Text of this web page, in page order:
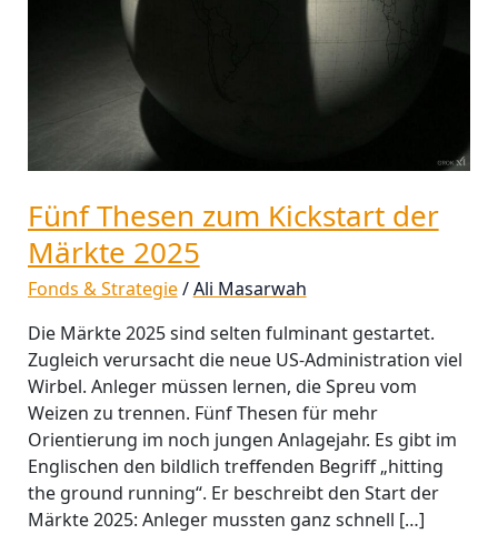
Fünf Thesen zum Kickstart der
Märkte 2025
Fonds & Strategie/Ali Masarwah
Die Märkte 2025 sind selten fulminant gestartet.
Zugleich verursacht die neue US-Administration viel
Wirbel. Anleger müssen lernen, die Spreu vom
Weizen zu trennen. Fünf Thesen für mehr
Orientierung im noch jungen Anlagejahr. Es gibt im
Englischen den bildlich treffenden Begriff „hitting
the ground running“. Er beschreibt den Start der
Märkte 2025: Anleger mussten ganz schnell […]